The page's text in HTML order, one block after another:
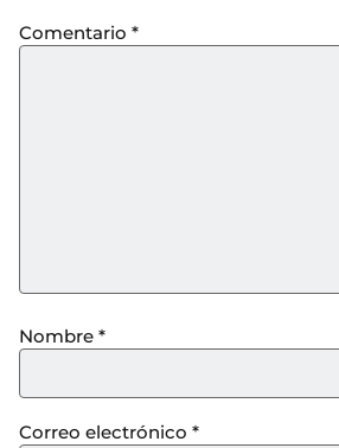
Comentario *
Nombre *
Correo electrónico *